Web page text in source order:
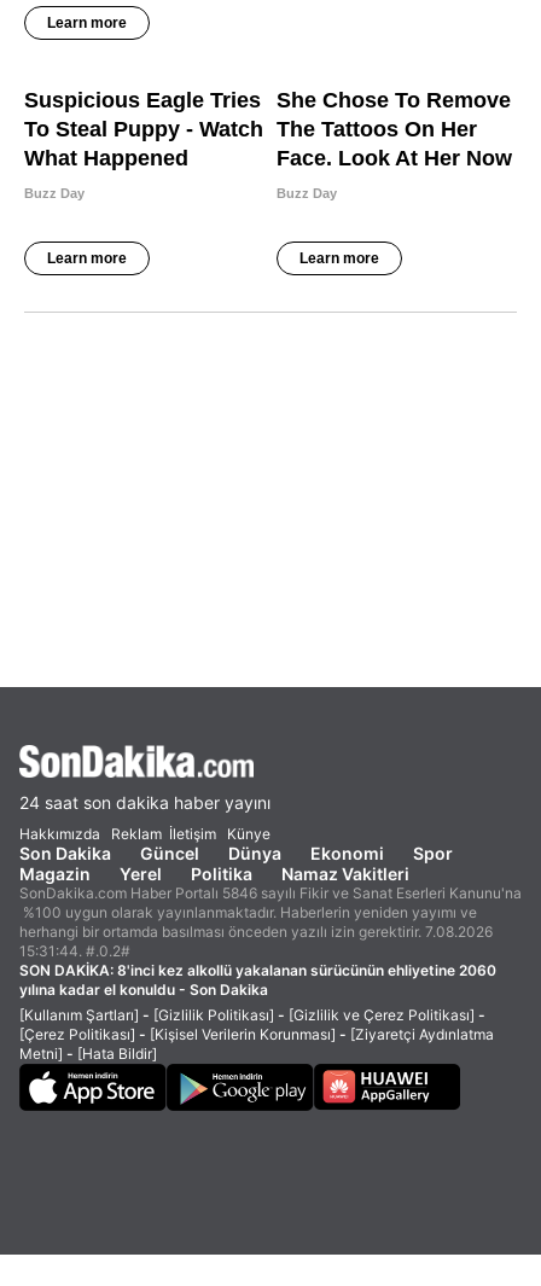
24 saat son dakika haber yayını
Hakkımızda Reklam İletişim Künye
Son Dakika Güncel Dünya Ekonomi
Spor
Magazin
Yerel Politika Namaz Vakitleri
SonDakika.com Haber Portalı 5846 sayılı Fikir ve Sanat Eserleri Kanunu'na
%100 uygun olarak yayınlanmaktadır. Haberlerin yeniden yayımı ve
herhangi bir ortamda basılması önceden yazılı izin gerektirir. 7.08.2026
15:31:44. #.0.2#
SON DAKİKA: 8'inci kez alkollü yakalanan sürücünün ehliyetine 2060
yılına kadar el konuldu - Son Dakika
[Kullanım Şartları] - [Gizlilik Politikası] - [Gizlilik ve Çerez Politikası] -
[Çerez Politikası] - [Kişisel Verilerin Korunması] - [Ziyaretçi Aydınlatma
Metni] - [Hata Bildir]